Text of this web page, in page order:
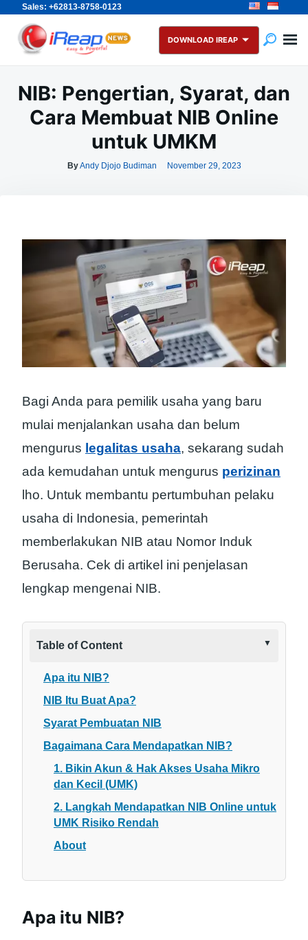
Sales: +62813-8758-0123
Skip
content
Search
for:
DOWNLOAD IREAP
NIB: Pengertian, Syarat, dan
Cara Membuat NIB Online
untuk UMKM
ByAndy Djojo Budiman November 29, 2023
Bagi Anda para pemilik usaha yang baru
mulai menjalankan usaha dan belum
mengurus legalitas usaha, sekarang sudah
ada kemudahan untuk mengurus perizinan
lho. Untuk membantu pertumbuhan pelaku
usaha di Indonesia, pemerintah
memberlakukan NIB atau Nomor Induk
Berusaha. Cek di artikel ini penjelasan
lengkap mengenai NIB.
Table of Content
Apa itu NIB?
NIB Itu Buat Apa?
Syarat Pembuatan NIB
Bagaimana Cara Mendapatkan NIB?
1. Bikin Akun & Hak Akses Usaha Mikro
dan Kecil (UMK)
2. Langkah Mendapatkan NIB Online untuk
UMK Risiko Rendah
About
Apa itu NIB?